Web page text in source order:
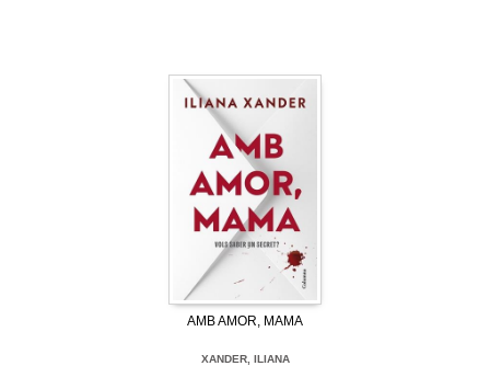
AMB AMOR, MAMA
XANDER, ILIANA